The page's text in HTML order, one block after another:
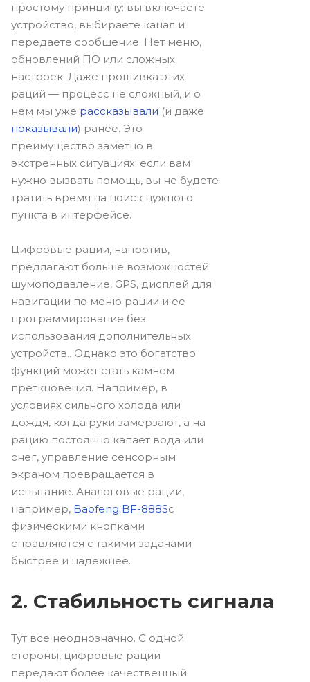
простому принципу: вы включаете
устройство, выбираете канал и
передаете сообщение. Нет меню,
обновлений ПО или сложных
настроек. Даже прошивка этих
раций — процесс не сложный, и о
нем мы уже рассказывали (и даже
показывали) ранее. Это
преимущество заметно в
экстренных ситуациях: если вам
нужно вызвать помощь, вы не будете
тратить время на поиск нужного
пункта в интерфейсе.
Цифровые рации, напротив,
предлагают больше возможностей:
шумоподавление, GPS, дисплей для
навигации по меню рации и ее
программирование без
использования дополнительных
устройств.. Однако это богатство
функций может стать камнем
преткновения. Например, в
условиях сильного холода или
дождя, когда руки замерзают, а на
рацию постоянно капает вода или
снег, управление сенсорным
экраном превращается в
испытание. Аналоговые рации,
например, Baofeng BF-888Sс
физическими кнопками
справляются с такими задачами
быстрее и надежнее.
2. Стабильность сигнала
Тут все неоднозначно. С одной
стороны, цифровые рации
передают более качественный